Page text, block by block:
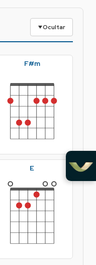
Ocultar
F#m
E